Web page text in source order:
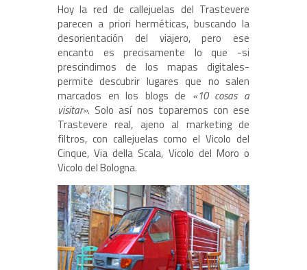
Hoy la red de callejuelas del Trastevere
parecen a priori herméticas, buscando la
desorientación del viajero, pero ese
encanto es precisamente lo que -si
prescindimos de los mapas digitales-
permite descubrir lugares que no salen
marcados en los blogs de «10 cosas a
visitar». Solo así nos toparemos con ese
Trastevere real, ajeno al marketing de
filtros, con callejuelas como el Vicolo del
Cinque, Via della Scala, Vicolo del Moro o
Vicolo del Bologna.